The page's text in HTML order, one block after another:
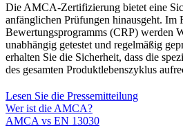
Die AMCA-Zertifizierung bietet eine
anfänglichen Prüfungen hinausgeht. Im
Bewertungsprogramms (CRP) werden
unabhängig getestet und regelmäßig
erhalten Sie die Sicherheit, dass die
des gesamten Produktlebenszyklus
Lesen Sie die Pressemitteilung
Wer ist die AMCA?
AMCA vs EN 13030